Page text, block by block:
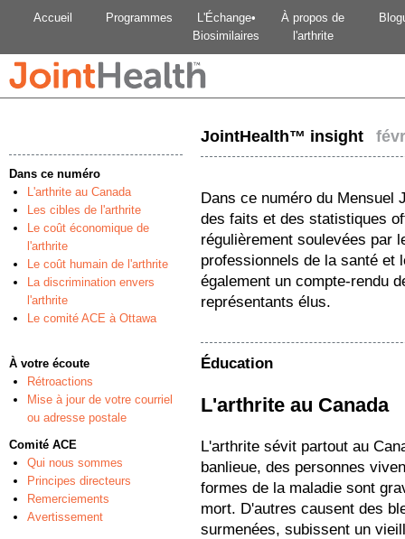
Accueil Programmes
L'Échange•
Biosimilaires
À propos de
l'arthrite
Dans ce numéro
L'arthrite au Canada
Les cibles de l'arthrite
Le coût économique de
l'arthrite
Le coût humain de l'arthrite
La discrimination envers
l'arthrite
Le comité ACE à Ottawa
À votre écoute
Rétroactions
Mise à jour de votre courriel
ou adresse postale
Comité ACE
Qui nous sommes
Principes directeurs
Remerciements
Avertissement
JointHealth™ insight
Dans ce numéro du Mensuel
des faits et des statistiques
régulièrement soulevées par
professionnels de la santé et
également un compte-rendu
représentants élus.
Éducation
L'arthrite au Canada
L'arthrite sévit partout au
banlieue, des personnes
formes de la maladie sont
mort. D'autres causent des
surmenées, subissent un